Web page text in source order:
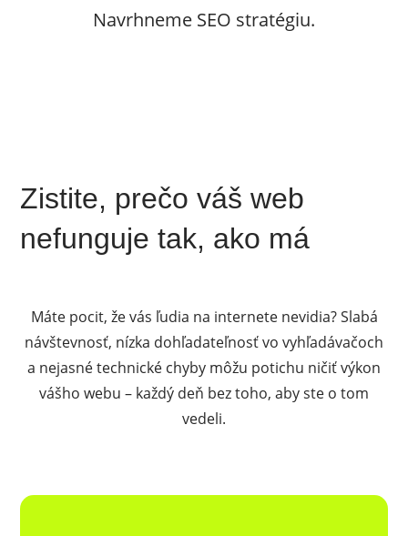
Navrhneme SEO stratégiu.
Zistite, prečo váš web
nefunguje tak, ako má
Máte pocit, že vás ľudia na internete nevidia? Slabá
návštevnosť, nízka dohľadateľnosť vo vyhľadávačoch
a nejasné technické chyby môžu potichu ničiť výkon
vášho webu – každý deň bez toho, aby ste o tom
vedeli.